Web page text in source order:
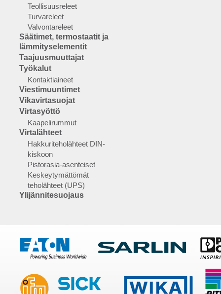
Teollisuusreleet
Turvareleet
Valvontareleet
Säätimet, termostaatit ja
lämmityselementit
Taajuusmuuttajat
Työkalut
Kontaktiaineet
Viestimuuntimet
Vikavirtasuojat
Virtasyöttö
Kaapelirummut
Virtalähteet
Hakkuriteholähteet DIN-
kiskoon
Pistorasia-asenteiset
Keskeytymättömät
teholähteet (UPS)
Ylijännitesuojaus